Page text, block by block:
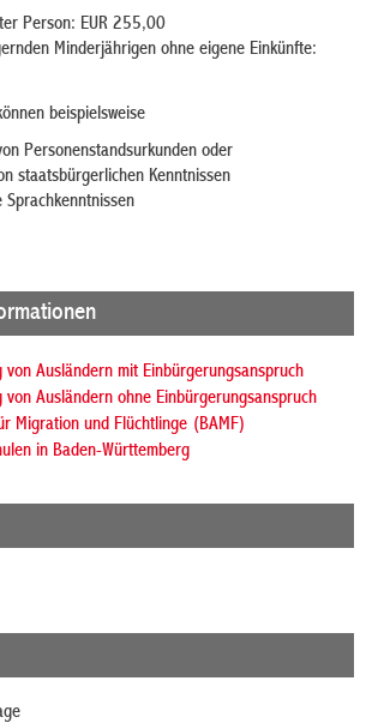
Person: EUR 255,00
Minderjährigen ohne eigene Einkünfte:
beispielsweise
Personenstandsurkunden oder
staatsbürgerlichen Kenntnissen
Sprachkenntnissen
von Ausländern mit Einbürgerungsanspruch
von Ausländern ohne Einbürgerungsanspruch
Migration und Flüchtlinge (BAMF)
in Baden-Württemberg